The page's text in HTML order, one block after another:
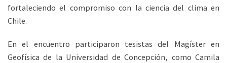
fortaleciendo el compromiso con la ciencia del clima en
Chile.
En el encuentro participaron tesistas del Magíster en
Geofísica de la Universidad de Concepción, como Camila